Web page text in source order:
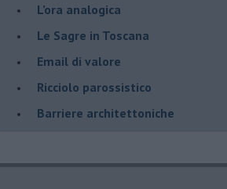
​L’ora analogica
​Le Sagre in Toscana
​Email di valore
​Ricciolo parossistico
​Barriere architettoniche